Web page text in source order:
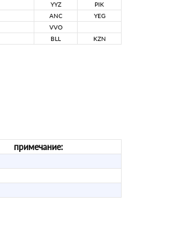
YYZ
PIK
ANC
YEG
VVO
BLL KZN
примечание: